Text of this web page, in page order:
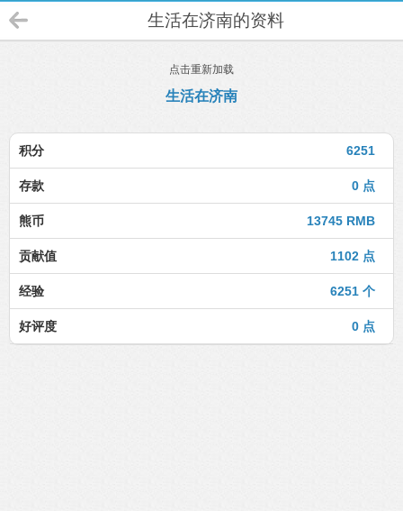
生活在济南的资料
点击重新加载
生活在济南
6251
积分
0 点
存款
13745 RMB
熊币
1102 点
贡献值
6251 个
经验
0 点
好评度